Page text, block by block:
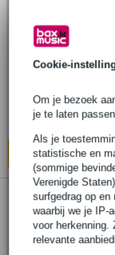
Cookie-
Om je bezoek
je te laten
Als je
statistische en
(sommige
Verenigde
surfgedrag op en
waarbij we je IP-
voor herkenning.
relevante